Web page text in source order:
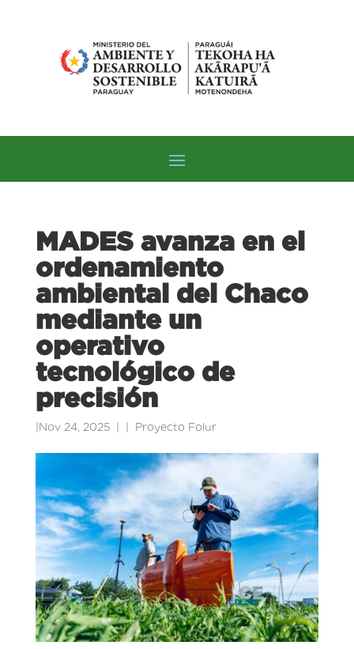
MADES avanza en el
ordenamiento
ambiental del Chaco
mediante un
operativo
tecnológico de
precisión
Nov 24, 2025 Proyecto Folur